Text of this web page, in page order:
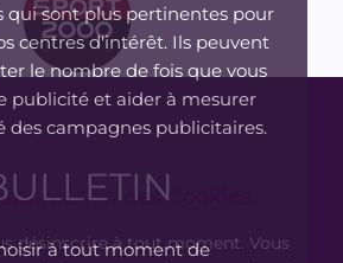
qui sont plus pertinentes pour
centres d'intérêt. Ils peuvent
le nombre de fois que vous
publicité et aider à mesurer
des campagnes publicitaires.
des Cookies
à tout moment de
désinscrire à tout moment. Vous